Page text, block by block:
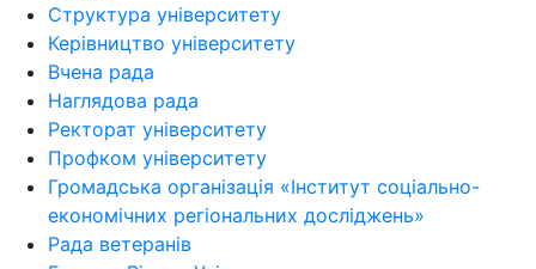
Структура університету
Керівництво університету
Вчена рада
Наглядова рада
Ректорат університету
Профком університету
Громадська організація «Інститут соціально-
економічних регіональних досліджень»
Рада ветеранів